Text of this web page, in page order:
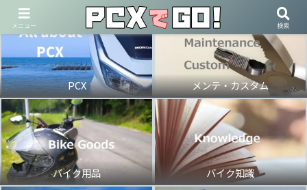
PCX メンテ・カスタム
バイク用品 バイク知識
メニュー 検索